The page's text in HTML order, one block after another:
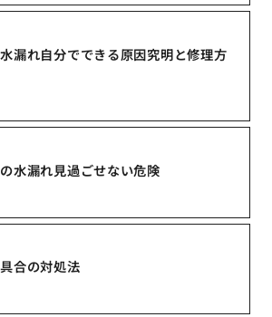
漏れ自分でできる原因究明と修理方
水漏れ見過ごせない危険
合の対処法